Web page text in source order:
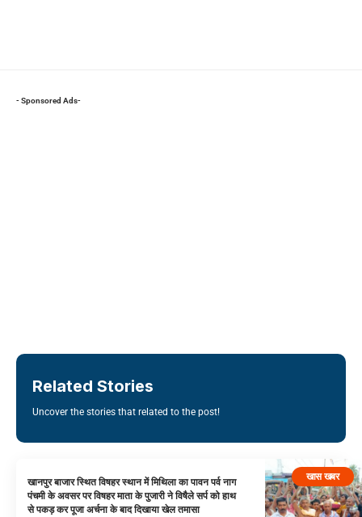
- Sponsored Ads-
Related Stories
Uncover the stories that related to the post!
खास खबर
खानपुर बाजार स्थित विषहर स्थान में मिथिला का पावन पर्व नाग
पंचमी के अवसर पर विषहर माता के पुजारी ने विषैले सर्प को हाथ
से पकड़ कर पूजा अर्चना के बाद दिखाया खेल तमासा